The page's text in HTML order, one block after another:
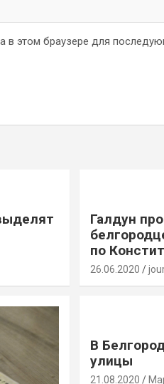
в этом браузере для
Галдун
по
26.06.2020
В
улицы
21.08.2020